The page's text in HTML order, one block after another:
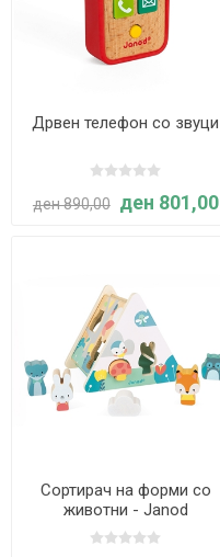
Дрвен телефон со звуци
ден 890,00 ден 801,00
Сортирач на форми со
животни - Janod